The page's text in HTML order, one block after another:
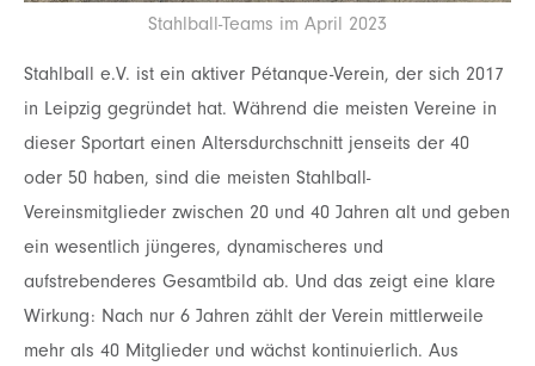
Stahlball-Teams im April 2023
Stahlball e.V. ist ein aktiver Pétanque-Verein, der sich 2017
in Leipzig gegründet hat. Während die meisten Vereine in
dieser Sportart einen Altersdurchschnitt jenseits der 40
oder 50 haben, sind die meisten Stahlball-
Vereinsmitglieder zwischen 20 und 40 Jahren alt und geben
ein wesentlich jüngeres, dynamischeres und
aufstrebenderes Gesamtbild ab. Und das zeigt eine klare
Wirkung: Nach nur 6 Jahren zählt der Verein mittlerweile
mehr als 40 Mitglieder und wächst kontinuierlich. Aus